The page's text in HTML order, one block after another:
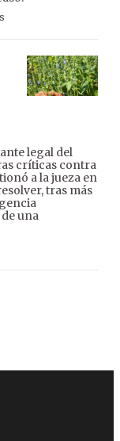
legal del
críticas contra
a la jueza en
tras más
una